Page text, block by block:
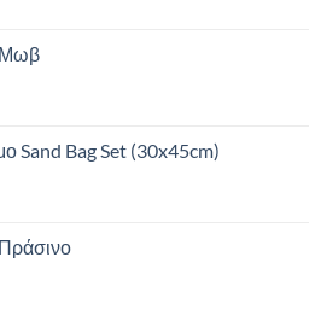
Μωβ
Sand Bag Set (30x45cm)